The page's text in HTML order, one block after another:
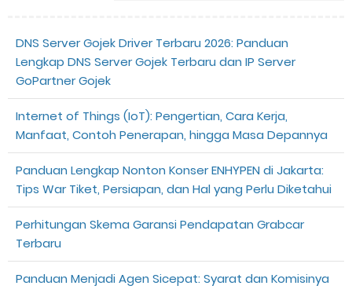
DNS Server Gojek Driver Terbaru 2026: Panduan
Lengkap DNS Server Gojek Terbaru dan IP Server
GoPartner Gojek
Internet of Things (IoT): Pengertian, Cara Kerja,
Manfaat, Contoh Penerapan, hingga Masa Depannya
Panduan Lengkap Nonton Konser ENHYPEN di Jakarta:
Tips War Tiket, Persiapan, dan Hal yang Perlu Diketahui
Perhitungan Skema Garansi Pendapatan Grabcar
Terbaru
Panduan Menjadi Agen Sicepat: Syarat dan Komisinya